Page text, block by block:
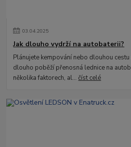
03.04.2025
Jak dlouho vydrží na autobaterii?
Plánujete kempování nebo dlouhou
dlouho poběží přenosná lednice na
několika faktorech, al...číst celé